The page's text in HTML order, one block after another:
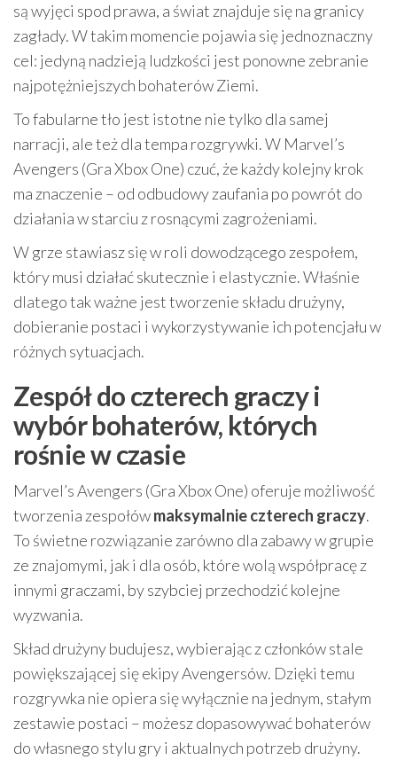
są wyjęci spod prawa, a świat znajduje się na granicy
zagłady. W takim momencie pojawia się jednoznaczny
cel: jedyną nadzieją ludzkości jest ponowne zebranie
najpotężniejszych bohaterów Ziemi.
To fabularne tło jest istotne nie tylko dla samej
narracji, ale też dla tempa rozgrywki. W Marvel’s
Avengers (Gra Xbox One) czuć, że każdy kolejny krok
ma znaczenie – od odbudowy zaufania po powrót do
działania w starciu z rosnącymi zagrożeniami.
W grze stawiasz się w roli dowodzącego zespołem,
który musi działać skutecznie i elastycznie. Właśnie
dlatego tak ważne jest tworzenie składu drużyny,
dobieranie postaci i wykorzystywanie ich potencjału w
różnych sytuacjach.
Zespół do czterech graczy i
wybór bohaterów, których
rośnie w czasie
Marvel’s Avengers (Gra Xbox One) oferuje możliwość
tworzenia zespołówmaksymalnie czterech graczy.
To świetne rozwiązanie zarówno dla zabawy w grupie
ze znajomymi, jak i dla osób, które wolą współpracę z
innymi graczami, by szybciej przechodzić kolejne
wyzwania.
Skład drużyny budujesz, wybierając z członków stale
powiększającej się ekipy Avengersów. Dzięki temu
rozgrywka nie opiera się wyłącznie na jednym, stałym
zestawie postaci – możesz dopasowywać bohaterów
do własnego stylu gry i aktualnych potrzeb drużyny.